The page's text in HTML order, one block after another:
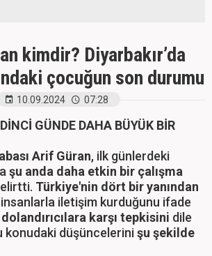
kimdir? Diyarbakır’da
çocuğun son durumu
10.09.2024 07:28
GÜNDE DAHA BÜYÜK BİR
Arif Güran, ilk günlerdeki
şu anda daha etkin bir çalışma
Türkiye'nin dört bir yanından
iletişim kurduğunu ifade
dolandırıcılara karşı tepkisini dile
konudaki düşüncelerinişu şekilde